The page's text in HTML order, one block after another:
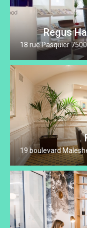
Regus
18 rue Pasquier
19 boulevard